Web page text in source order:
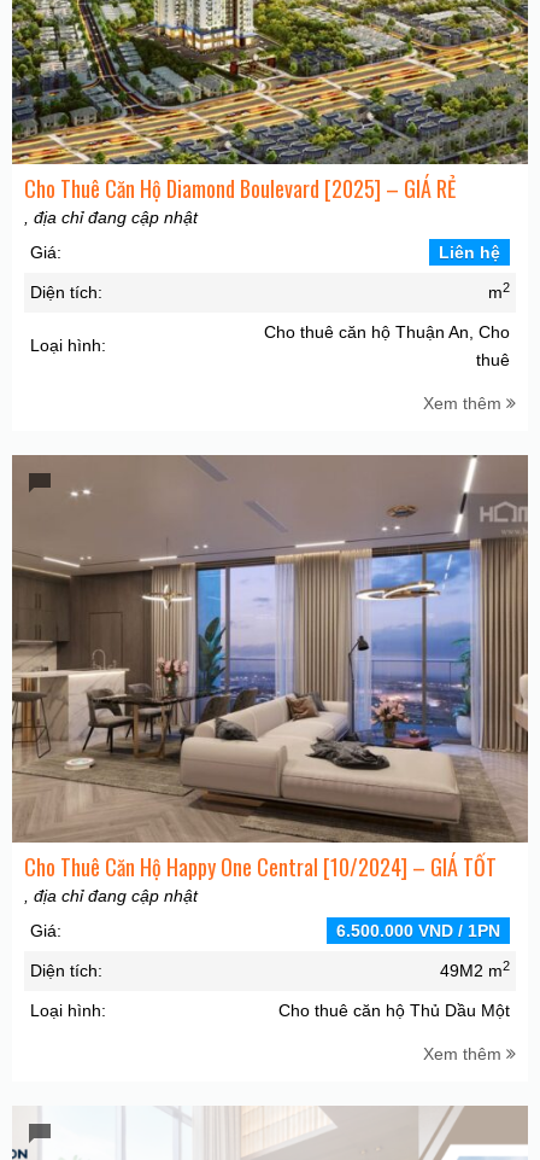
Cho Thuê Căn Hộ Diamond Boulevard [2025] – GIÁ RẺ
, địa chỉ đang cập nhật
Giá:
Liên hệ
Diện tích: m2
Loại hình:
Cho thuê căn hộ Thuận An, Cho
thuê
Xem thêm
Cho Thuê Căn Hộ Happy One Central [10/2024] – GIÁ TỐT
, địa chỉ đang cập nhật
Giá:
6.500.000 VND / 1PN
Diện tích: 49M2 m2
Loại hình: Cho thuê căn hộ Thủ Dầu Một
Xem thêm